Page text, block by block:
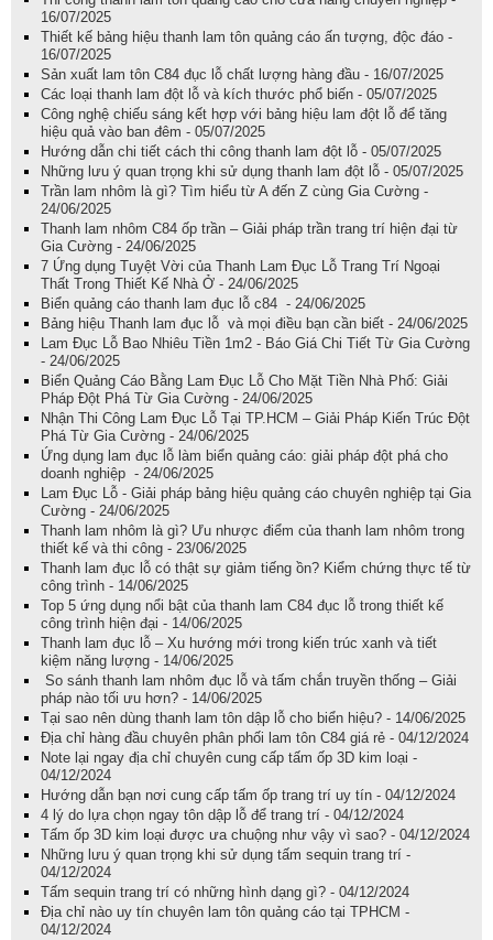
16/07/2025
Thiết kế bảng hiệu thanh lam tôn quảng cáo ấn tượng, độc đáo -
16/07/2025
Sản xuất lam tôn C84 đục lỗ chất lượng hàng đầu - 16/07/2025
Các loại thanh lam đột lỗ và kích thước phổ biến - 05/07/2025
Công nghệ chiếu sáng kết hợp với bảng hiệu lam đột lỗ để tăng
hiệu quả vào ban đêm - 05/07/2025
Hướng dẫn chi tiết cách thi công thanh lam đột lỗ - 05/07/2025
Những lưu ý quan trọng khi sử dụng thanh lam đột lỗ - 05/07/2025
Trần lam nhôm là gì? Tìm hiểu từ A đến Z cùng Gia Cường -
24/06/2025
Thanh lam nhôm C84 ốp trần – Giải pháp trần trang trí hiện đại từ
Gia Cường - 24/06/2025
7 Ứng dụng Tuyệt Vời của Thanh Lam Đục Lỗ Trang Trí Ngoại
Thất Trong Thiết Kế Nhà Ở - 24/06/2025
Biển quảng cáo thanh lam đục lỗ c84 - 24/06/2025
Bảng hiệu Thanh lam đục lỗ và mọi điều bạn cần biết - 24/06/2025
Lam Đục Lỗ Bao Nhiêu Tiền 1m2 - Báo Giá Chi Tiết Từ Gia Cường
- 24/06/2025
Biển Quảng Cáo Bằng Lam Đục Lỗ Cho Mặt Tiền Nhà Phố: Giải
Pháp Đột Phá Từ Gia Cường - 24/06/2025
Nhận Thi Công Lam Đục Lỗ Tại TP.HCM – Giải Pháp Kiến Trúc Đột
Phá Từ Gia Cường - 24/06/2025
Ứng dụng lam đục lỗ làm biển quảng cáo: giải pháp đột phá cho
doanh nghiệp - 24/06/2025
Lam Đục Lỗ - Giải pháp bảng hiệu quảng cáo chuyên nghiệp tại Gia
Cường - 24/06/2025
Thanh lam nhôm là gì? Ưu nhược điểm của thanh lam nhôm trong
thiết kế và thi công - 23/06/2025
Thanh lam đục lỗ có thật sự giảm tiếng ồn? Kiểm chứng thực tế từ
công trình - 14/06/2025
Top 5 ứng dụng nổi bật của thanh lam C84 đục lỗ trong thiết kế
công trình hiện đại - 14/06/2025
Thanh lam đục lỗ – Xu hướng mới trong kiến trúc xanh và tiết
kiệm năng lượng - 14/06/2025
So sánh thanh lam nhôm đục lỗ và tấm chắn truyền thống – Giải
pháp nào tối ưu hơn? - 14/06/2025
Tại sao nên dùng thanh lam tôn dập lỗ cho biển hiệu? - 14/06/2025
Địa chỉ hàng đầu chuyên phân phối lam tôn C84 giá rẻ - 04/12/2024
Note lại ngay địa chỉ chuyên cung cấp tấm ốp 3D kim loại -
04/12/2024
Hướng dẫn bạn nơi cung cấp tấm ốp trang trí uy tín - 04/12/2024
4 lý do lựa chọn ngay tôn dập lỗ để trang trí - 04/12/2024
Tấm ốp 3D kim loại được ưa chuộng như vậy vì sao? - 04/12/2024
Những lưu ý quan trọng khi sử dụng tấm sequin trang trí -
04/12/2024
Tấm sequin trang trí có những hình dạng gì? - 04/12/2024
Địa chỉ nào uy tín chuyên lam tôn quảng cáo tại TPHCM -
04/12/2024